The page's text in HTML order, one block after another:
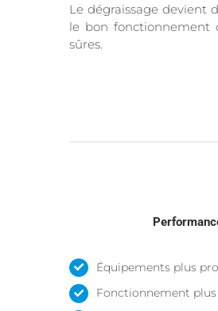
Le dégraissage devient
le bon fonctionnement
sûres.
Équipements plus
Fonctionnement